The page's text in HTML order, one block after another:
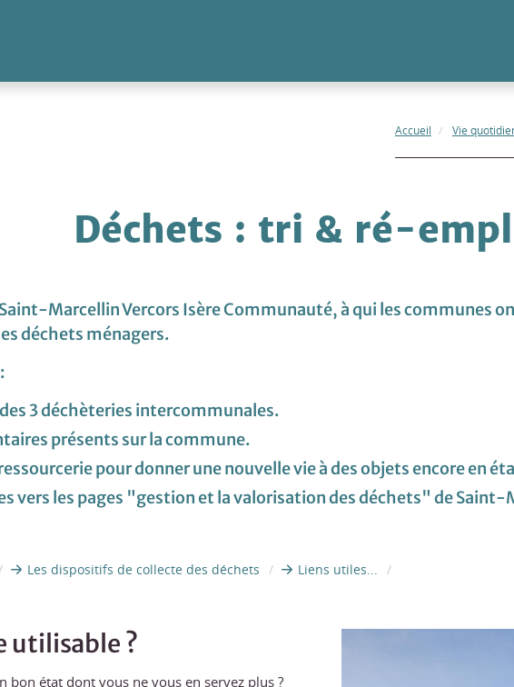
Accueil Vie
Déchets : tri & ré-
Marcellin Vercors Isère Communauté, à qui les communes
déchets ménagers.
3 déchèteries intercommunales.
présents sur la commune.
pour donner une nouvelle vie à des objets encore en
vers les pages "gestion et la valorisation des déchets" de
Les dispositifs de collecte des déchets Liens utiles...
utilisable ?
bon état dont vous ne vous en servez plus ?